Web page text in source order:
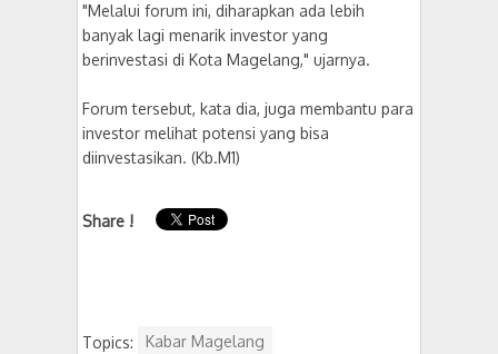
"Melalui forum ini, diharapkan ada lebih
banyak lagi menarik investor yang
berinvestasi di Kota Magelang," ujarnya.
Forum tersebut, kata dia, juga membantu para
investor melihat potensi yang bisa
diinvestasikan. (Kb.M1)
Share !
Topics: Kabar Magelang